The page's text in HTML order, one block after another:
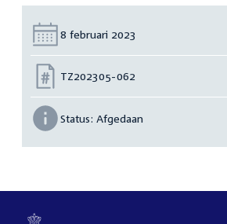
Datum:
8 februari 2023
Nummer:
TZ202305-062
Status: Afgedaan